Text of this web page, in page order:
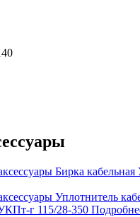
г 115/28-350